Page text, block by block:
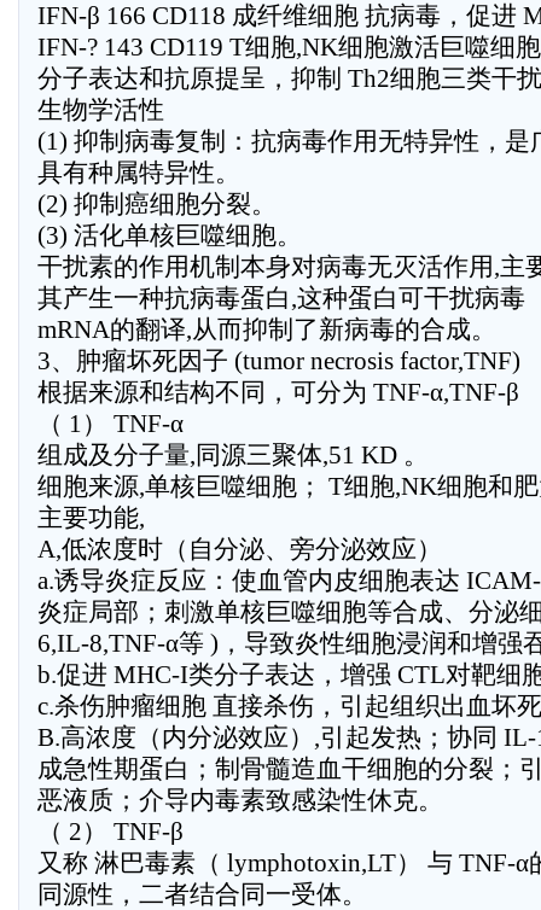
IFN-β 166 CD118 成纤维细胞 抗病毒，促进
IFN-? 143 CD119 T细胞,NK细胞激活巨噬细
分子表达和抗原提呈，抑制 Th2细胞三类干
生物学活性
(1) 抑制病毒复制：抗病毒作用无特异性，
具有种属特异性。
(2) 抑制癌细胞分裂。
(3) 活化单核巨噬细胞。
干扰素的作用机制本身对病毒无灭活作用,主
其产生一种抗病毒蛋白,这种蛋白可干扰病毒
mRNA的翻译,从而抑制了新病毒的合成。
3、肿瘤坏死因子 (tumor necrosis factor,TNF)
根据来源和结构不同，可分为 TNF-α,TNF-β
（ 1） TNF-α
组成及分子量,同源三聚体,51 KD 。
细胞来源,单核巨噬细胞； T细胞,NK细胞和
主要功能,
A,低浓度时（自分泌、旁分泌效应）
a.诱导炎症反应：使血管内皮细胞表达
炎症局部；刺激单核巨噬细胞等合成、分泌
6,IL-8,TNF-α等 )，导致炎性细胞浸润和增强
b.促进 MHC-I类分子表达，增强 CTL对靶细
c.杀伤肿瘤细胞 直接杀伤，引起组织出血坏
B.高浓度（内分泌效应）,引起发热；协同
成急性期蛋白；制骨髓造血干细胞的分裂；
恶液质；介导内毒素致感染性休克。
（ 2） TNF-β
又称 淋巴毒素（ lymphotoxin,LT） 与 TNF-α
同源性，二者结合同一受体。